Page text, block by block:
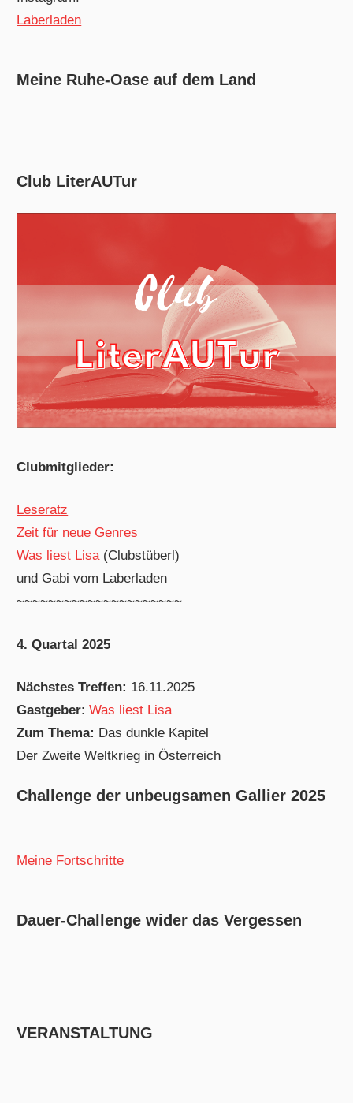
Laberladen
Meine Ruhe-Oase auf dem Land
Club LiterAUTur
Clubmitglieder:
Leseratz
Zeit für neue Genres
Was liest Lisa(Clubstüberl)
und Gabi vom Laberladen
~~~~~~~~~~~~~~~~~~~~~
4. Quartal 2025
Nächstes Treffen: 16.11.2025
Gastgeber:Was liest Lisa
Zum Thema: Das dunkle Kapitel
Der Zweite Weltkrieg in Österreich
Challenge der unbeugsamen Gallier 2025
Meine Fortschritte
Dauer-Challenge wider das Vergessen
VERANSTALTUNG